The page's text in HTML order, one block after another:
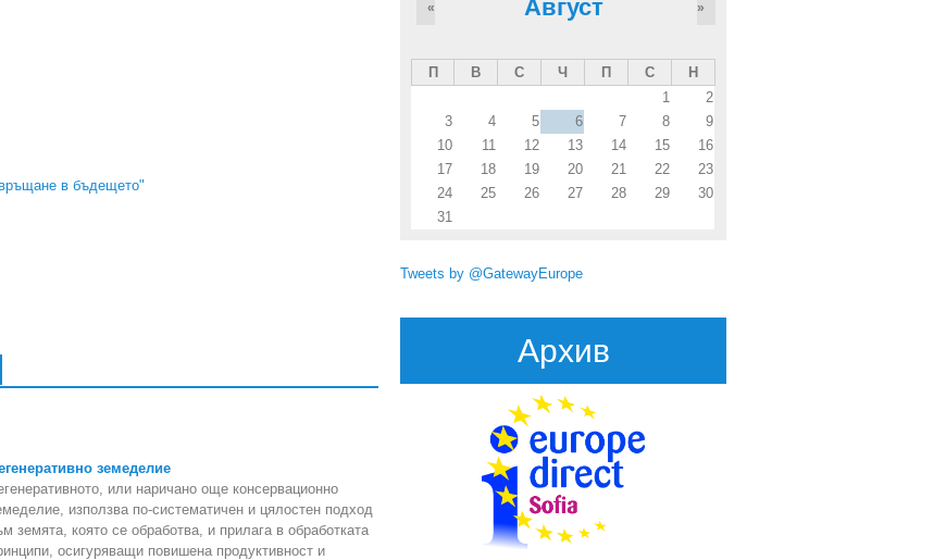
в бъдещето"
земеделие
или наричано още консервационно
използва по-систематичен и цялостен подход
земята, която се обработва, и прилага в обработката
осигуряващи повишена продуктивност и
Август
« »
П В С Ч П С
Н
1
2
3
4 5 6 7 8
9
10
11 12 13 14 15
16
17
18 19 20 21 22
23
24
25 26 27 28 29
30
31
Tweets by @GatewayEurope
Архив